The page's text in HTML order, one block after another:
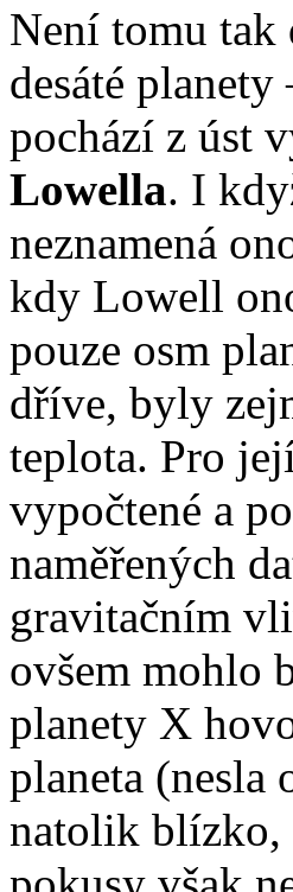
Není tomu tak
desáté
pochází z úst
Lowella. I
neznamená
kdy Lowell
pouze osm
dříve, byly
teplota. Pro
vypočtené a
naměřených
gravitačním
ovšem mohlo
planety X
planeta (nesla
natolik blízko,